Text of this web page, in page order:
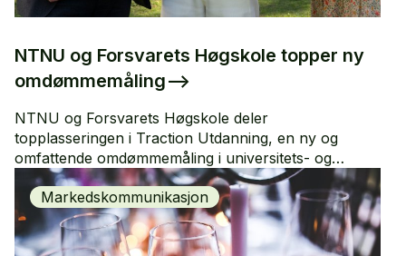
NTNU og Forsvarets Høgskole topper ny
omdømmemåling–>
NTNU og Forsvarets Høgskole deler
topplasseringen i Traction Utdanning, en ny og
omfattende omdømmemåling i universitets- og
høyskolesektoren. NLA Høgskolen,
Handelshøyskolen BI og Høyskolen Kristiania har
svakest omdømme.
Markedskommunikasjon